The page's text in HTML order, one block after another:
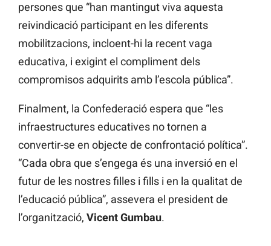
persones que “han mantingut viva aquesta
reivindicació participant en les diferents
mobilitzacions, incloent-hi la recent vaga
educativa, i exigint el compliment dels
compromisos adquirits amb l’escola pública”.
Finalment, la Confederació espera que “les
infraestructures educatives no tornen a
convertir-se en objecte de confrontació política”.
“Cada obra que s’engega és una inversió en el
futur de les nostres filles i fills i en la qualitat de
l’educació pública”, assevera el president de
l’organització, Vicent Gumbau.